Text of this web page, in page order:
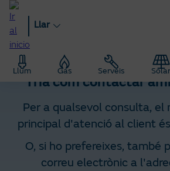
Anar
contingut
principal
Llar
Llum Gas Serveis Solar
Llar Contacte
Tria com contactar
Per a qualsevol consulta,
principal d'atenció al client és
O, si ho prefereixes, també
correu electrònic a